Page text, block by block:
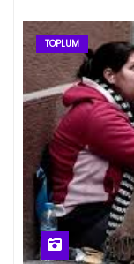
TOPLUM